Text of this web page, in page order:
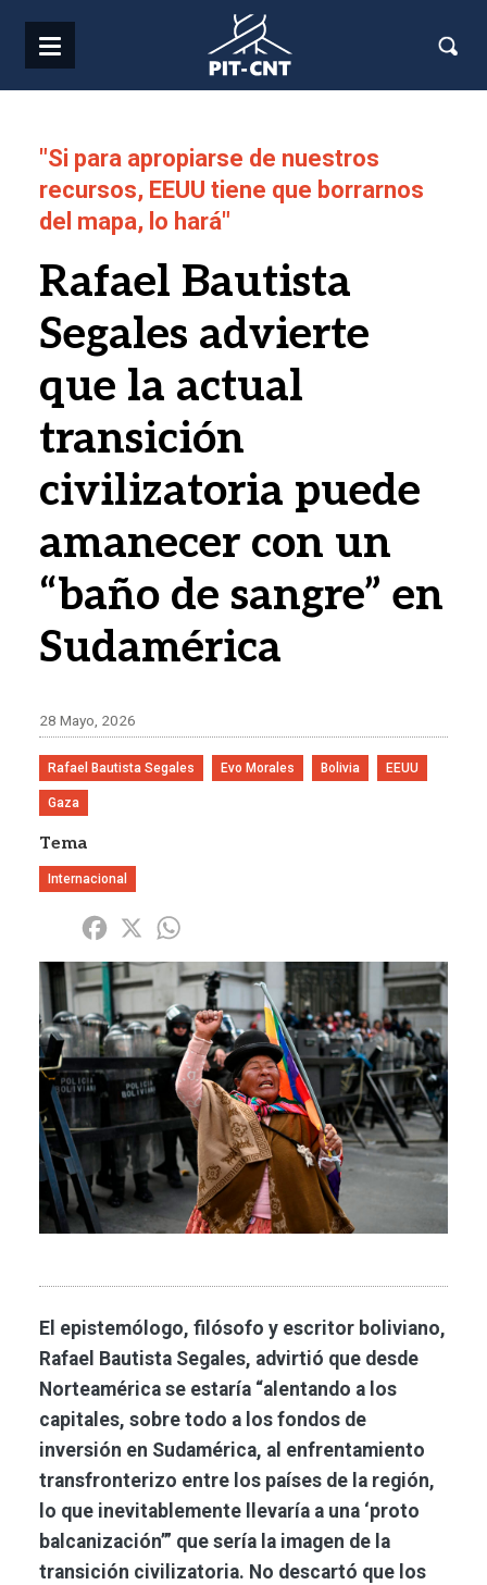
"Si para apropiarse de nuestros
recursos, EEUU tiene que borrarnos
del mapa, lo hará"
Rafael Bautista
Segales advierte
que la actual
transición
civilizatoria puede
amanecer con un
“baño de sangre” en
Sudamérica
28 Mayo, 2026
Rafael Bautista Segales Evo Morales Bolivia EEUU
Gaza
Tema
Internacional
Share Facebook
X
Imagen
El epistemólogo, filósofo y escritor boliviano,
Rafael Bautista Segales, advirtió que desde
Norteamérica se estaría “alentando a los
capitales, sobre todo a los fondos de
inversión en Sudamérica, al enfrentamiento
transfronterizo entre los países de la región,
lo que inevitablemente llevaría a una ‘proto
balcanización’” que sería la imagen de la
transición civilizatoria. No descartó que los